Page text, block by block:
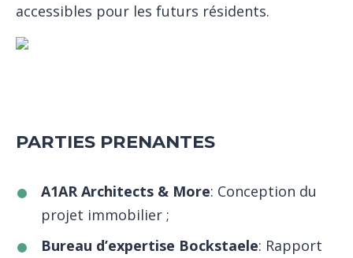
accessibles pour les futurs résidents.
PARTIES PRENANTES
A1AR Architects & More: Conception du
projet immobilier ;
Bureau d’expertise Bockstaele: Rapport